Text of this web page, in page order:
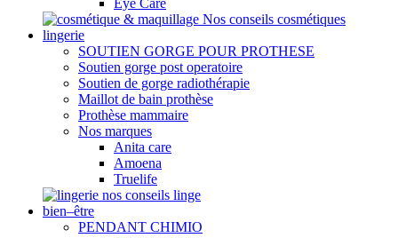
Eye Care
Nos conseils cosmétiques
lingerie
SOUTIEN GORGE POUR PROTHESE
Soutien gorge post operatoire
Soutien de gorge radiothérapie
Maillot de bain prothèse
Prothèse mammaire
Nos marques
Anita care
Amoena
Truelife
nos conseils linge
bien–être
PENDANT CHIMIO